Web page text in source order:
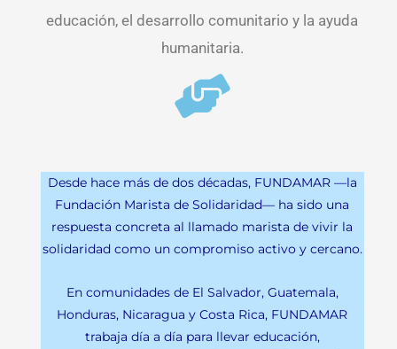
educación, el desarrollo comunitario y la ayuda
humanitaria.
Desde hace más de dos décadas, FUNDAMAR —la
Fundación Marista de Solidaridad— ha sido una
respuesta concreta al llamado marista de vivir la
solidaridad como un compromiso activo y cercano.
En comunidades de El Salvador, Guatemala,
Honduras, Nicaragua y Costa Rica, FUNDAMAR
trabaja día a día para llevar educación,